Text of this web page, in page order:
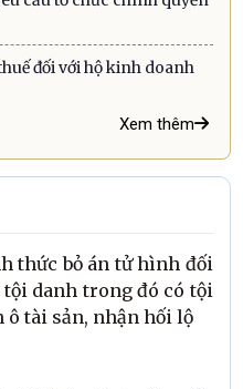
đối với hộ kinh doanh
Xem thêm
thức bỏ án tử hình đối
tội danh trong đó có tội
ô tài sản, nhận hối lộ